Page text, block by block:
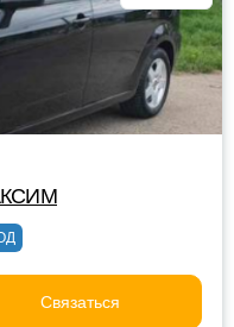
Связаться